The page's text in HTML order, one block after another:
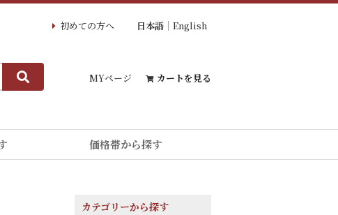
初めての方へ 日本語 English
MYページ カートを見る
価格帯から探す
カテゴリーから探す